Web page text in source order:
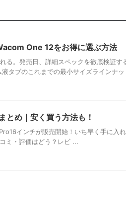
One 12をお得に選ぶ方法
。発売日、詳細スペックを徹底検証す
タブのこれまでの最小サイズラインナ
め｜安く買う方法も！
インチが販売開始！いち早く手に入
ミ・評価はどう？レビ ...